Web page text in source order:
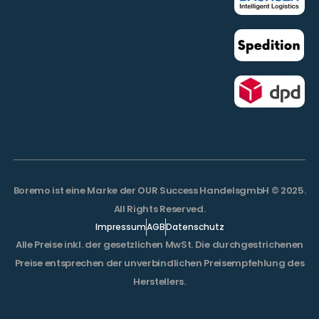
Boremo ist eine Marke der OUR Success HandelsgmbH © 2025.
All Rights Reserved.
ImpressumAGBDatenschutz
Alle Preise inkl. der gesetzlichen MwSt. Die durchgestrichenen
Preise entsprechen der unverbindlichen Preisempfehlung des
Herstellers.